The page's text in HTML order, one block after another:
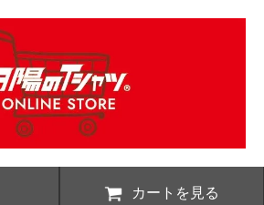
カートを見る